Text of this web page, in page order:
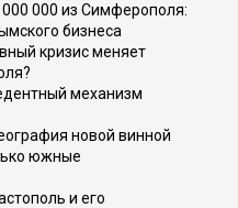
000 из Симферополя:
бизнеса
кризис меняет
механизм
новой винной
южные
и его